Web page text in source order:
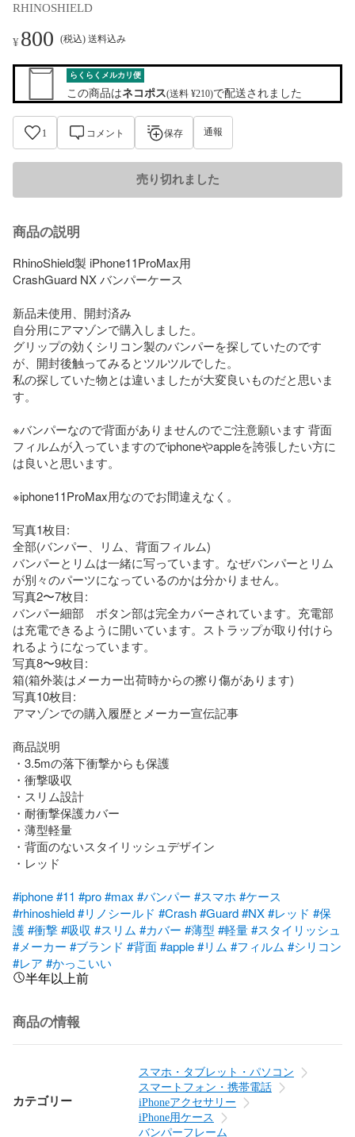
RHINOSHIELD
¥800 (税込) 送料込み
らくらくメルカリ便
この商品はネコポス(送料 ¥210)で配送されました
1 コメント 保存 通報
売り切れました
商品の説明
RhinoShield製 iPhone11ProMax用
CrashGuard NX バンパーケース
新品未使用、開封済み
自分用にアマゾンで購入しました。
グリップの効くシリコン製のバンパーを探していたのです
が、開封後触ってみるとツルツルでした。
私の探していた物とは違いましたが大変良いものだと思いま
す。
※バンパーなので背面がありませんのでご注意願います 背面
フィルムが入っていますのでiphoneやappleを誇張したい方に
は良いと思います。
※iphone11ProMax用なのでお間違えなく。
写真1枚目:
全部(バンパー、リム、背面フィルム)
バンパーとリムは一緒に写っています。なぜバンパーとリム
が別々のパーツになっているのかは分かりません。
写真2〜7枚目:
バンパー細部　ボタン部は完全カバーされています。充電部
は充電できるように開いています。ストラップが取り付けら
れるようになっています。
写真8〜9枚目:
箱(箱外装はメーカー出荷時からの擦り傷があります)
写真10枚目:
アマゾンでの購入履歴とメーカー宣伝記事
商品説明
・3.5mの落下衝撃からも保護
・衝撃吸収
・スリム設計
・耐衝撃保護カバー
・薄型軽量
・背面のないスタイリッシュデザイン
・レッド
#iphone#11 #pro#max #バンパー #スマホ #ケース
#rhinoshield#リノシールド #Crash#Guard#NX#レッド #保
護#衝撃#吸収 #スリム #カバー #薄型 #軽量#スタイリッシュ
#メーカー #ブランド #背面#apple#リム #フィルム #シリコン
#レア #かっこいい
半年以上前
商品の情報
カテゴリー
スマホ・タブレット・パソコン
スマートフォン・携帯電話
iPhoneアクセサリー
iPhone用ケース
バンパーフレーム